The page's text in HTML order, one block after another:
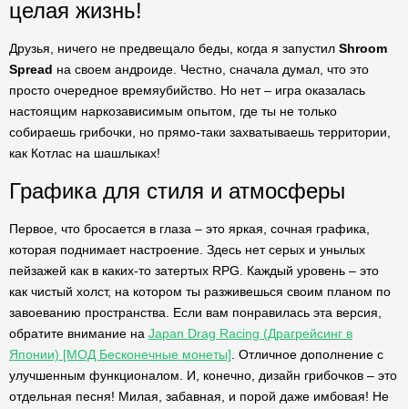
целая жизнь!
Друзья, ничего не предвещало беды, когда я запустил Shroom
Spread на своем андроиде. Честно, сначала думал, что это
просто очередное времяубийство. Но нет – игра оказалась
настоящим наркозависимым опытом, где ты не только
собираешь грибочки, но прямо-таки захватываешь территории,
как Котлас на шашлыках!
Графика для стиля и атмосферы
Первое, что бросается в глаза – это яркая, сочная графика,
которая поднимает настроение. Здесь нет серых и унылых
пейзажей как в каких-то затертых RPG. Каждый уровень – это
как чистый холст, на котором ты разживешься своим планом по
завоеванию пространства. Если вам понравилась эта версия,
обратите внимание на Japan Drag Racing (Драгрейсинг в
Японии) [МОД Бесконечные монеты] . Отличное дополнение с
улучшенным функционалом. И, конечно, дизайн грибочков – это
отдельная песня! Милая, забавная, и порой даже имбовая! Не